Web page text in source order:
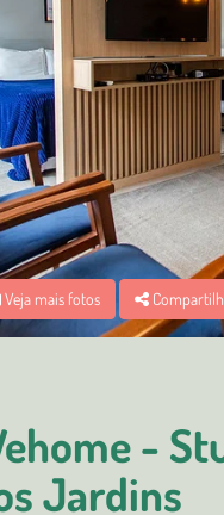
Veja mais fotos
-
Jardins